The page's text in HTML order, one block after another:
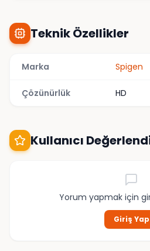
Teknik Özellikler
Marka Spigen
Çözünürlük HD
Kullanıcı
Yorum yapmak için
Giriş Yap